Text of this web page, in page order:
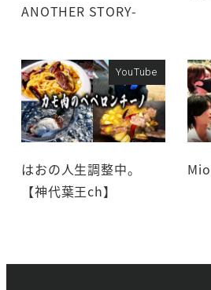
ANOTHER STORY-
YouTube
はおの人生調整中。
【神代葉王ch】